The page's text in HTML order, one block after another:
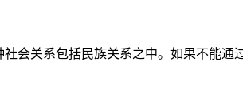
会关系包括民族关系之中。如果不能